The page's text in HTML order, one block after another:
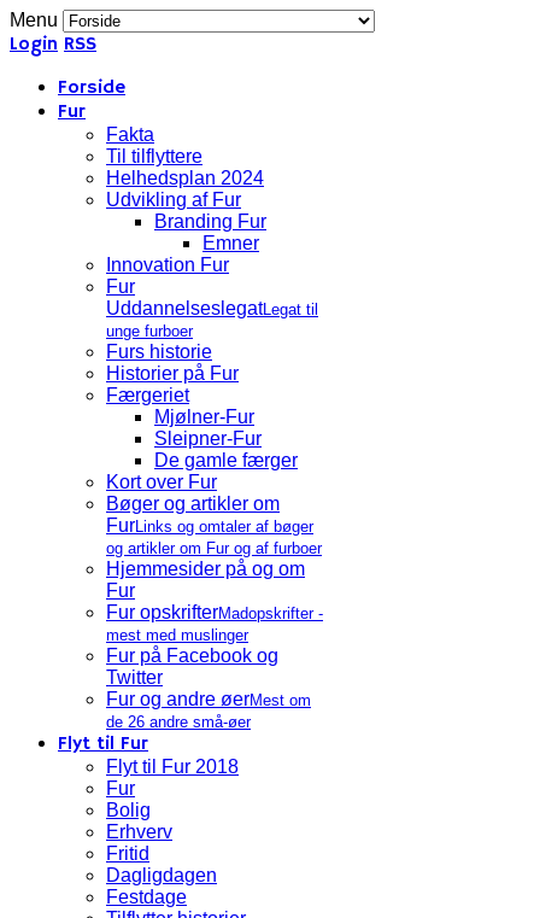
Menu
Login RSS
Forside
Fur
Fakta
Til tilflyttere
Helhedsplan 2024
Udvikling af Fur
Branding Fur
Emner
Innovation Fur
Fur
UddannelseslegatLegat til
unge furboer
Furs historie
Historier på Fur
Færgeriet
Mjølner-Fur
Sleipner-Fur
De gamle færger
Kort over Fur
Bøger og artikler om
FurLinks og omtaler af bøger
og artikler om Fur og af furboer
Hjemmesider på og om
Fur
Fur opskrifterMadopskrifter -
mest med muslinger
Fur på Facebook og
Twitter
Fur og andre øerMest om
de 26 andre små-øer
Flyt til Fur
Flyt til Fur 2018
Fur
Bolig
Erhverv
Fritid
Dagligdagen
Festdage